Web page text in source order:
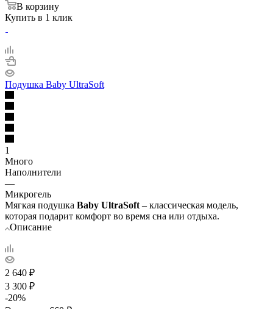
В корзину
Купить в 1 клик
Подушка Baby UltraSoft
1
Много
Наполнители
—
Микрогель
Мягкая подушка Baby UltraSoft – классическая модель,
которая подарит комфорт во время сна или отдыха.
Описание
2 640 ₽
3 300 ₽
-20%